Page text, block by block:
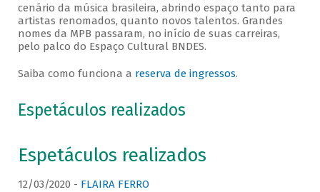
cenário da música brasileira, abrindo espaço tanto para
artistas renomados, quanto novos talentos. Grandes
nomes da MPB passaram, no início de suas carreiras,
pelo palco do Espaço Cultural BNDES.
Saiba como funciona a reserva de ingressos.
Espetáculos realizados
Espetáculos realizados
12/03/2020 - FLAIRA FERRO